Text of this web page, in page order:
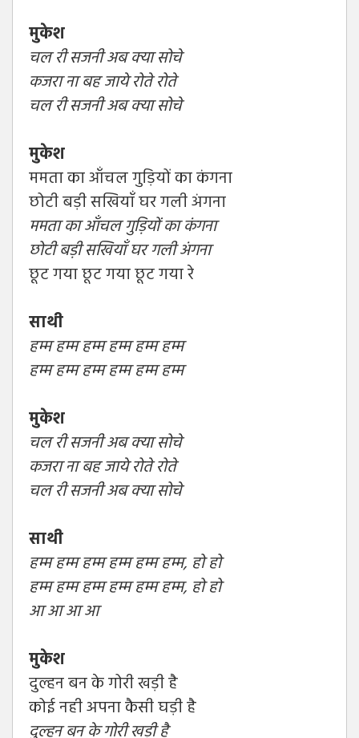
मुकेश
चल री सजनी अब क्या सोचे
कजरा ना बह जाये रोते रोते
चल री सजनी अब क्या सोचे
मुकेश
ममता का आँचल गुड़ियों का कंगना
छोटी बड़ी सखियाँ घर गली अंगना
ममता का आँचल गुड़ियों का कंगना
छोटी बड़ी सखियाँ घर गली अंगना
छूट गया छूट गया छूट गया रे
साथी
हम्म हम्म हम्म हम्म हम्म हम्म
हम्म हम्म हम्म हम्म हम्म हम्म
मुकेश
चल री सजनी अब क्या सोचे
कजरा ना बह जाये रोते रोते
चल री सजनी अब क्या सोचे
साथी
हम्म हम्म हम्म हम्म हम्म हम्म, हो हो
हम्म हम्म हम्म हम्म हम्म हम्म, हो हो
आ आ आ आ
मुकेश
दुल्हन बन के गोरी खड़ी है
कोई नही अपना कैसी घड़ी है
दुल्हन बन के गोरी खड़ी है